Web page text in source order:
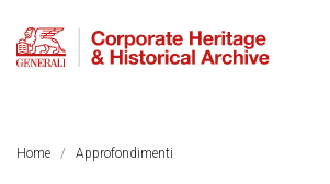
Home Approfondimenti